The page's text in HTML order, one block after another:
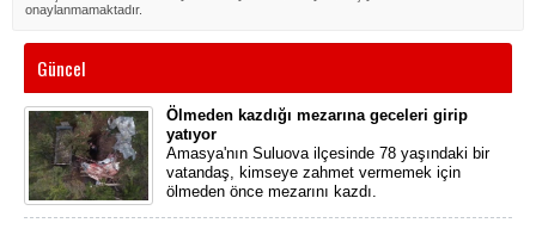
onaylanmamaktadır.
Güncel
Ölmeden kazdığı mezarına geceleri girip
yatıyor
Amasya'nın Suluova ilçesinde 78 yaşındaki bir
vatandaş, kimseye zahmet vermemek için
ölmeden önce mezarını kazdı.